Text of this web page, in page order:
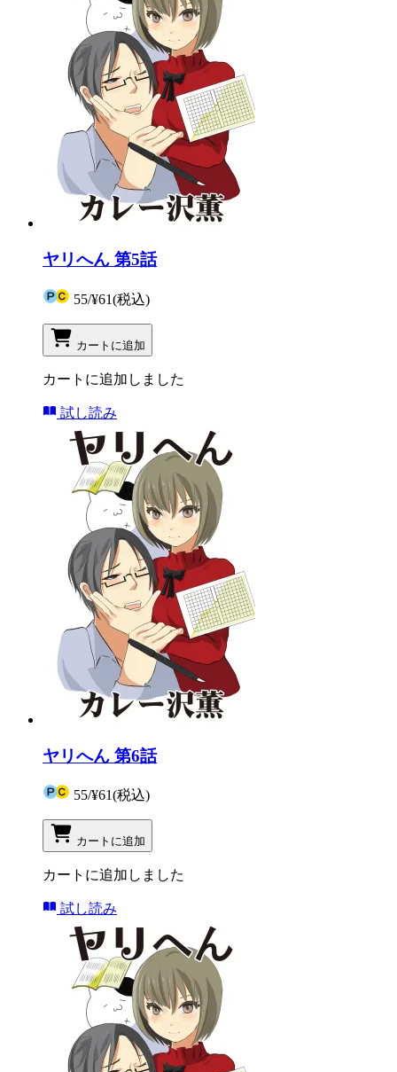
ヤリへん 第5話
55/¥61(税込)
カートに追加
カートに追加しました
試し読み
ヤリへん 第6話
55/¥61(税込)
カートに追加
カートに追加しました
試し読み